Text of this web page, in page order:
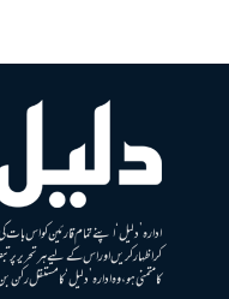
ادارہ ’دلیل‘ اپنے تمام قارئین کو اس
کر اظہار کریں اور اس کے لیے ہر تحریر
کا متمنی ہو، وہ ادارہ ’دلیل‘ کا مستقل